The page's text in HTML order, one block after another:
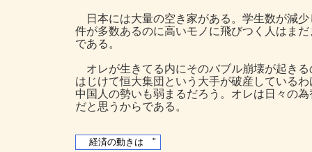
日本には大量の空き家がある。学生数が減
件が多数あるのに高いモノに飛びつく人はま
である。
オレが生きてる内にそのバブル崩壊が起き
はじけて恒大集団という大手が破産している
中国人の勢いも弱まるだろう。オレは日々の
だと思うからである。